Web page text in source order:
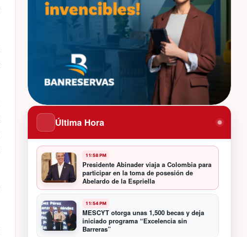
Última Hora
11:58 PM
Presidente Abinader viaja a Colombia para
participar en la toma de posesión de
Abelardo de la Espriella
11:54 PM
MESCYT otorga unas 1,500 becas y deja
iniciado programa “Excelencia sin
Barreras”